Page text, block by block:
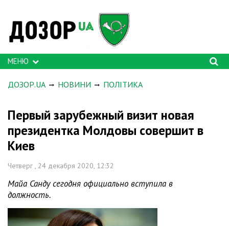
МЕНЮ
ДОЗОР.UA НОВИНИ ПОЛІТИКА
Первый зарубежный визит новая
президентка Молдовы совершит в
Киев
Четверг , 24 декабря 2020, 12:32
Майа Санду сегодня официально вступила в
должность.